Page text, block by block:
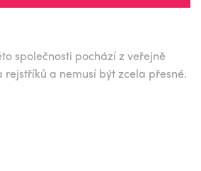
společnosti pochází z veřejně
rejstříků a nemusí být zcela přesné.